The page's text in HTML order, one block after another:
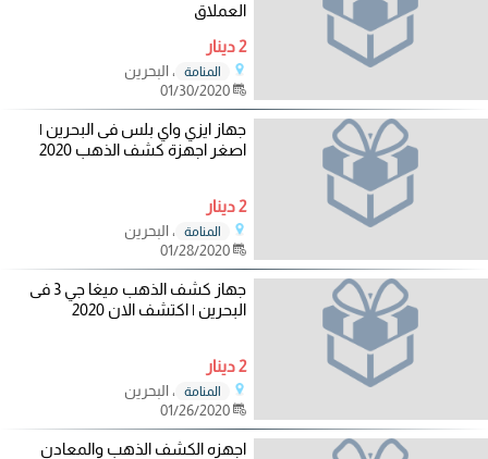
العملاق
2 دينار
المنامة
، البحرين
01/30/2020
جهاز ايزي واي بلس فى البحرين |
اصغر اجهزة كشف الذهب 2020
2 دينار
المنامة
، البحرين
01/28/2020
جهاز كشف الذهب ميغا جي 3 فى
البحرين | اكتشف الان 2020
2 دينار
المنامة
، البحرين
01/26/2020
اجهزه الكشف الذهب والمعادن